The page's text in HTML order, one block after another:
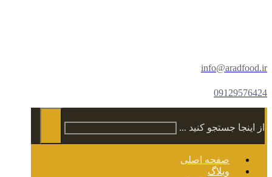
info@aradfood.ir
09129576424
از اینجا جستجو کنید ...
صفحه اصلی
وبلاگ